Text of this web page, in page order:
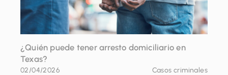
¿Quién puede tener arresto domiciliario en
Texas?
02/04/2026 Casos criminales